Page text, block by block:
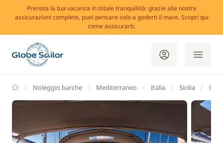
Prenota la tua vacanza in totale tranquillità: grazie alle nostre
assicurazioni complete, puoi pensare solo a goderti il mare. Scopri qui
come assicurarti.
GlobeSailor
Noleggio barche Mediterraneo Italia Sicilia